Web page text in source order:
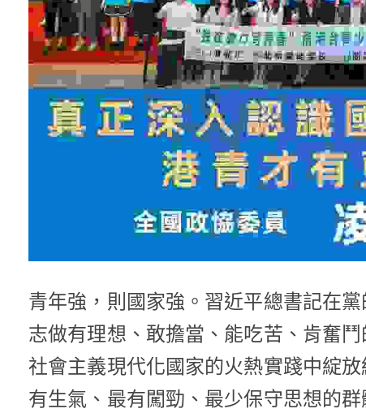
青年強，則國家強。習近平總書記在
志做有理想、敢擔當、能吃苦、肯奮
社會主義現代化國家的火熱實踐中綻
有生氣、最有闖勁、最少保守思想的